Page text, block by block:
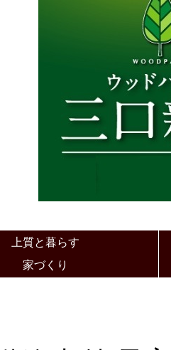
上質と暮らす
家づくり